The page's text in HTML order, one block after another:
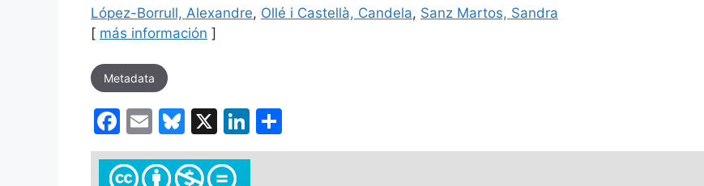
López-Borrull, Alexandre, Ollé i Castellà, Candela, Sanz Martos, Sandra
[ más información ]
Metadata
F
a
c
E
m
ai
Bl
u
e
X
Li
n o